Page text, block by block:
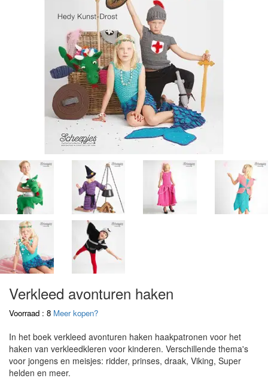
Verkleed avonturen haken
Voorraad : 8 Meer kopen?
In het boek verkleed avonturen haken haakpatronen voor het
haken van verkleedkleren voor kinderen. Verschillende thema's
voor jongens en meisjes: ridder, prinses, draak, Viking, Super
helden en meer.